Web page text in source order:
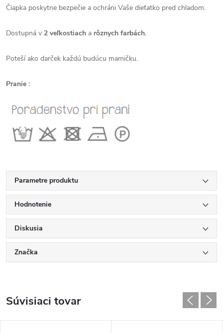
Čiapka poskytne bezpečie a ochráni Vaše dieťatko pred chladom.
Dostupná v 2 veľkostiach a rôznych farbách.
Poteší ako darček každú budúcu mamičku.
Pranie :
Parametre produktu
Hodnotenie
Diskusia
Značka
Súvisiaci tovar